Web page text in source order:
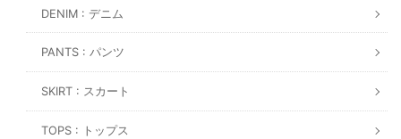
DENIM : デニム
PANTS : パンツ
SKIRT : スカート
TOPS : トップス